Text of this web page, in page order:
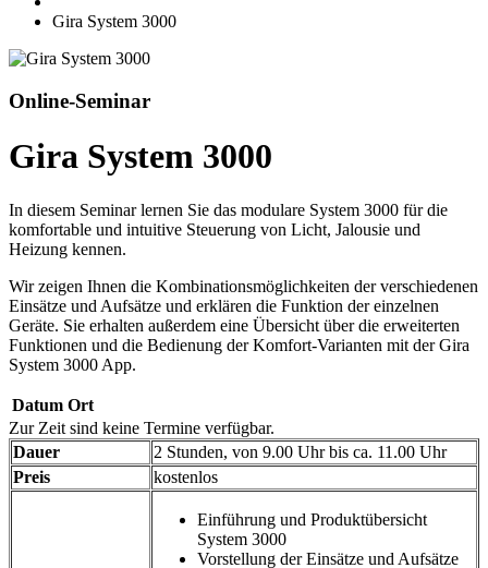
Gira System 3000
Online-Seminar
Gira System 3000
In diesem Seminar lernen Sie das modulare System 3000 für die
komfortable und intuitive Steuerung von Licht, Jalousie und
Heizung kennen.
Wir zeigen Ihnen die Kombinationsmöglichkeiten der verschiedenen
Einsätze und Aufsätze und erklären die Funktion der einzelnen
Geräte. Sie erhalten außerdem eine Übersicht über die erweiterten
Funktionen und die Bedienung der Komfort-Varianten mit der Gira
System 3000 App.
Datum Ort
Zur Zeit sind keine Termine verfügbar.
Dauer
2 Stunden, von 9.00 Uhr bis ca. 11.00 Uhr
Preis
kostenlos
Einführung und Produktübersicht
System 3000
Vorstellung der Einsätze und Aufsätze